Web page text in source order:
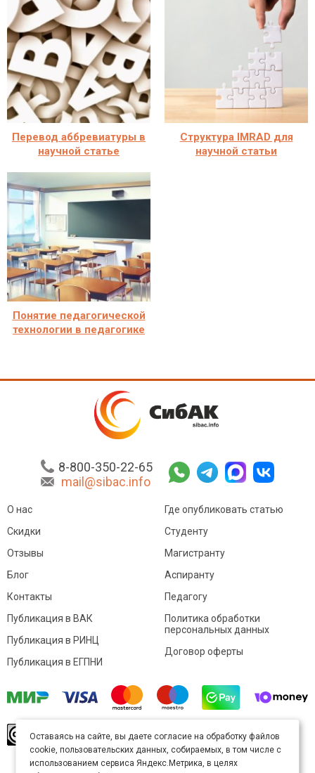
Перевод аббревиатуры в
научной статье
Структура IMRAD для
научной статьи
Понятие педагогической
технологии в педагогике
8-800-350-22-65
mail@sibac.info
О нас
Скидки
Отзывы
Блог
Контакты
Где опубликовать статью
Студенту
Магистранту
Аспиранту
Педагогу
Публикация в ВАК
Публикация в РИНЦ
Публикация в ЕГПНИ
Политика обработки
персональных данных
Договор оферты
произведение доступно полицензии Creative
Commons «Attribution» («Атрибуция») 4.0
Непортированная.
Оставаясь на сайте, вы даете согласие на обработку файлов
cookie, пользовательских данных, собираемых, в том числе с
использованием сервиса Яндекс.Метрика, в целях